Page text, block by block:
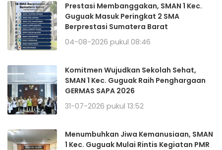
Prestasi Membanggakan, SMAN 1 Kec.
Guguak Masuk Peringkat 2 SMA
Berprestasi Sumatera Barat
04-08-2026 pukul 08:46
Komitmen Wujudkan Sekolah Sehat,
SMAN 1 Kec. Guguak Raih Penghargaan
GERMAS SAPA 2026
31-07-2026 pukul 13:52
Menumbuhkan Jiwa Kemanusiaan, SMAN
1 Kec. Guguak Mulai Rintis Kegiatan PMR